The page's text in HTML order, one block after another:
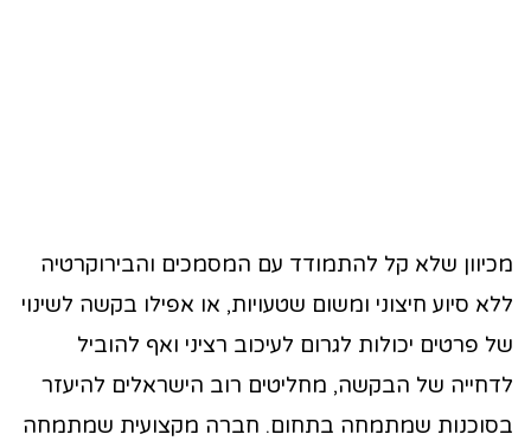
מכיוון שלא קל להתמודד עם המסמכים והבירוקרטיה
ללא סיוע חיצוני ומשום שטעויות, או אפילו בקשה לשינוי
של פרטים יכולות לגרום לעיכוב רציני ואף להוביל
לדחייה של הבקשה, מחליטים רוב הישראלים להיעזר
בסוכנות שמתמחה בתחום. חברה מקצועית שמתמחה